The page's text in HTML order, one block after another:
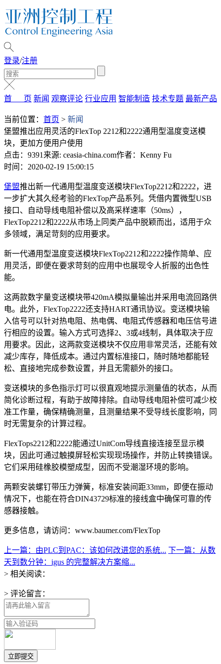
登录/注册
首 页 新闻 观察评论 行业应用 智能制造 技术专题 最新产品
当前位置： 首页 > 新闻
堡盟推出应用灵活的FlexTop 2212和2222通用型温度变送模
块，更加方便用户使用
点击：9391 来源: ceasia-china.com作者：Kenny Fu
时间：2020-02-19 15:00:15
堡盟推出新一代通用型温度变送模块FlexTop2212和2222，进
一步扩大其久经考验的FlexTop产品系列。凭借内置微型USB
接口、自动导线电阻补偿以及高采样速率（50ms），
FlexTop2212和2222从市场上同类产品中脱颖而出，适用于众
多领域，满足苛刻的应用要求。
新一代通用型温度变送模块FlexTop2212和2222操作简单、应
用灵活，即便在要求苛刻的应用中也展现令人折服的出色性
能。
这两款数字量变送模块带420mA模拟量输出并采用电流回路供
电。此外，FlexTop2222还支持HART通讯协议。变送模块输
入信号可以针对热电阻、热电偶、电阻式传感器和电压信号进
行相应的设置。输入方式可选择2、3或4线制，具体取决于应
用要求。因此，这两款变送模块不仅应用非常灵活，还能有效
减少库存，降低成本。通过内置标准接口，随时随地都能轻
松、直接地完成参数设置，并且无需额外的接口。
变送模块的多色指示灯可以很直观地提示测量值的状态，从而
简化诊断过程，有助于故障排除。自动导线电阻补偿可减少校
准工作量，确保精确测量，且测量结果不受导线长度影响，同
时无需复杂的计算过程。
FlexTops2212和2222能通过UnitCom导线直接连接至显示模
块，因此可通过触摸屏轻松实现现场操作，并防止转换错误。
它们采用硅橡胶模塑成型，因而不受潮湿环境的影响。
两颗安装螺钉带压力弹簧，标准安装间距33mm，即便在振动
情况下，也能在符合DIN43729标准的接线盒中确保可靠的传
感器接触。
更多信息，请访问：www.baumer.com/FlexTop
上一篇：由PLC到PAC：该如何改进您的系统... 下一篇：从数
天到数分钟：igus 的完整解决方案缩...
> 相关阅读：
> 评论留言：